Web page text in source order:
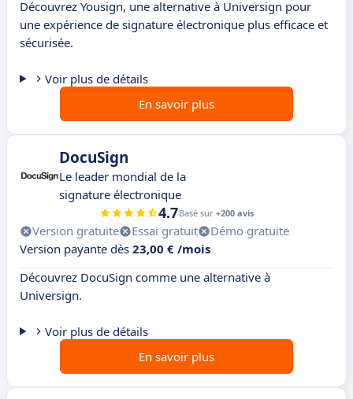
Découvrez Yousign, une alternative à Universign pour
une expérience de signature électronique plus efficace et
sécurisée.
Voir plus de détails
En savoir plus
DocuSign
Le leader mondial de la
signature électronique
4.7Basé sur +200 avis
Version gratuite Essai gratuit
Démo gratuite
Version payante dès 23,00 € /mois
Découvrez DocuSign comme une alternative à
Universign.
Voir plus de détails
En savoir plus